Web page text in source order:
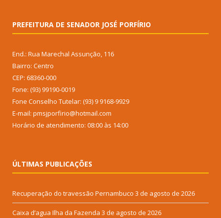
PREFEITURA DE SENADOR JOSÉ PORFÍRIO
End.: Rua Marechal Assunção, 116
Bairro: Centro
CEP: 68360-000
Fone: (93) 99190-0019
Fone Conselho Tutelar: (93) 9 9168-9929
E-mail: pmsjporfirio@hotmail.com
Horário de atendimento: 08:00 às 14:00
ÚLTIMAS PUBLICAÇÕES
Recuperação do travessão Pernambuco 3 de agosto de 2026
Caixa d’agua Ilha da Fazenda 3 de agosto de 2026